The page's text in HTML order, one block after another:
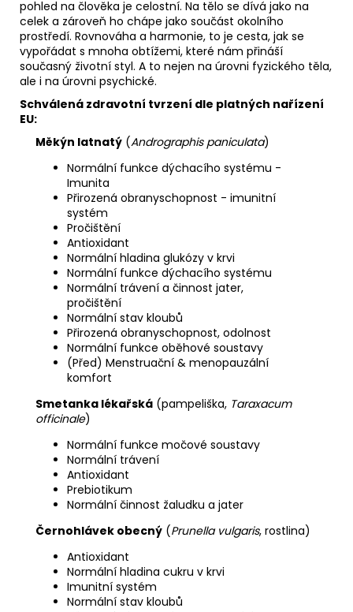
pohled na člověka je celostní. Na tělo se dívá jako na
celek a zároveň ho chápe jako součást okolního
prostředí. Rovnováha a harmonie, to je cesta, jak se
vypořádat s mnoha obtížemi, které nám přináší
současný životní styl. A to nejen na úrovni fyzického těla,
ale i na úrovni psychické.
Schválená zdravotní tvrzení dle platných nařízení
EU:
Měkýn latnatý (Andrographis paniculata)
Normální funkce dýchacího systému -
Imunita
Přirozená obranyschopnost - imunitní
systém
Pročištění
Antioxidant
Normální hladina glukózy v krvi
Normální funkce dýchacího systému
Normální trávení a činnost jater,
pročištění
Normální stav kloubů
Přirozená obranyschopnost, odolnost
Normální funkce oběhové soustavy
(Před) Menstruační & menopauzální
komfort
Smetanka lékařská (pampeliška, Taraxacum
officinale)
Normální funkce močové soustavy
Normální trávení
Antioxidant
Prebiotikum
Normální činnost žaludku a jater
Černohlávek obecný (Prunella vulgaris, rostlina)
Antioxidant
Normální hladina cukru v krvi
Imunitní systém
Normální stav kloubů